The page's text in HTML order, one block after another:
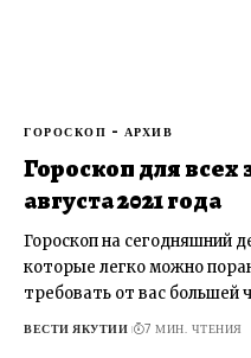
ГОРОСКОП - АРХИВ
Гороскоп для всех
августа 2021 года
Гороскоп на сегодняшний
которые легко можно
требовать от вас большей
ВЕСТИ ЯКУТИИ 7 МИН. ЧТЕНИЯ